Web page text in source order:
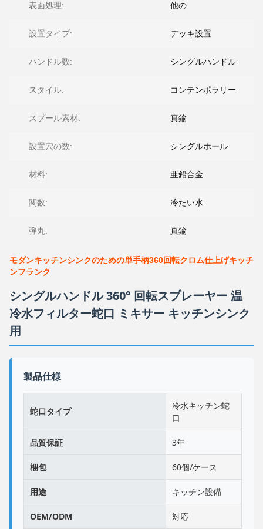
表面処理: 他の
設置タイプ: デッキ設置
ハンドル数: シングルハンドル
スタイル: コンテンポラリー
スプール素材: 真鍮
設置穴の数: シングルホール
材料: 亜鉛合金
関数: 冷たい水
弾丸: 真鍮
モダンキッチンシンクのための単手柄360回転クロム仕上げキッチ
ンフランク
シングルハンドル 360° 回転スプレーヤー 温
冷水フィルター蛇口 ミキサー キッチンシンク
用
製品仕様
蛇口タイプ
冷水キッチン蛇
口
品質保証 3年
梱包 60個/ケース
用途 キッチン設備
OEM/ODM 対応